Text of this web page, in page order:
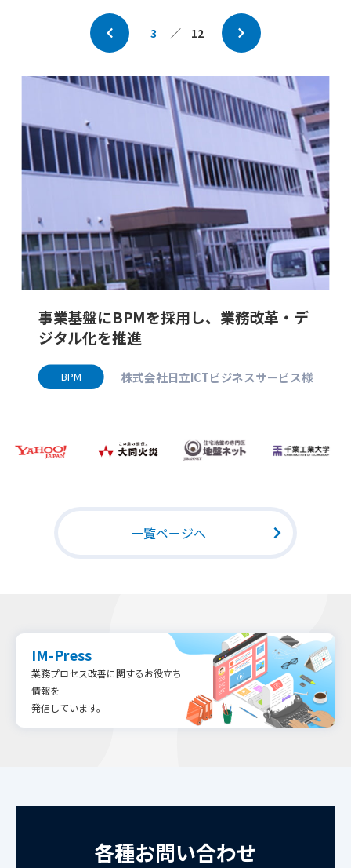
3 ／ 12
盤にBPMを採用し、業務改革・デ
化を推進
株式会社日立ICTビジネスサービス様
BPMの
一覧ページへ
IM-Press
業務プロセス改善に関するお役立ち
情報を
発信しています。
各種お問い合わせ